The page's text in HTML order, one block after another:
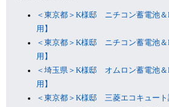
＜東京都＞K様邸 ニチコン蓄電池
用】
＜東京都＞K様邸 ニチコン蓄電池
用】
＜埼玉県＞K様邸 オムロン蓄電池
用】
＜東京都＞K様邸 三菱エコキュー